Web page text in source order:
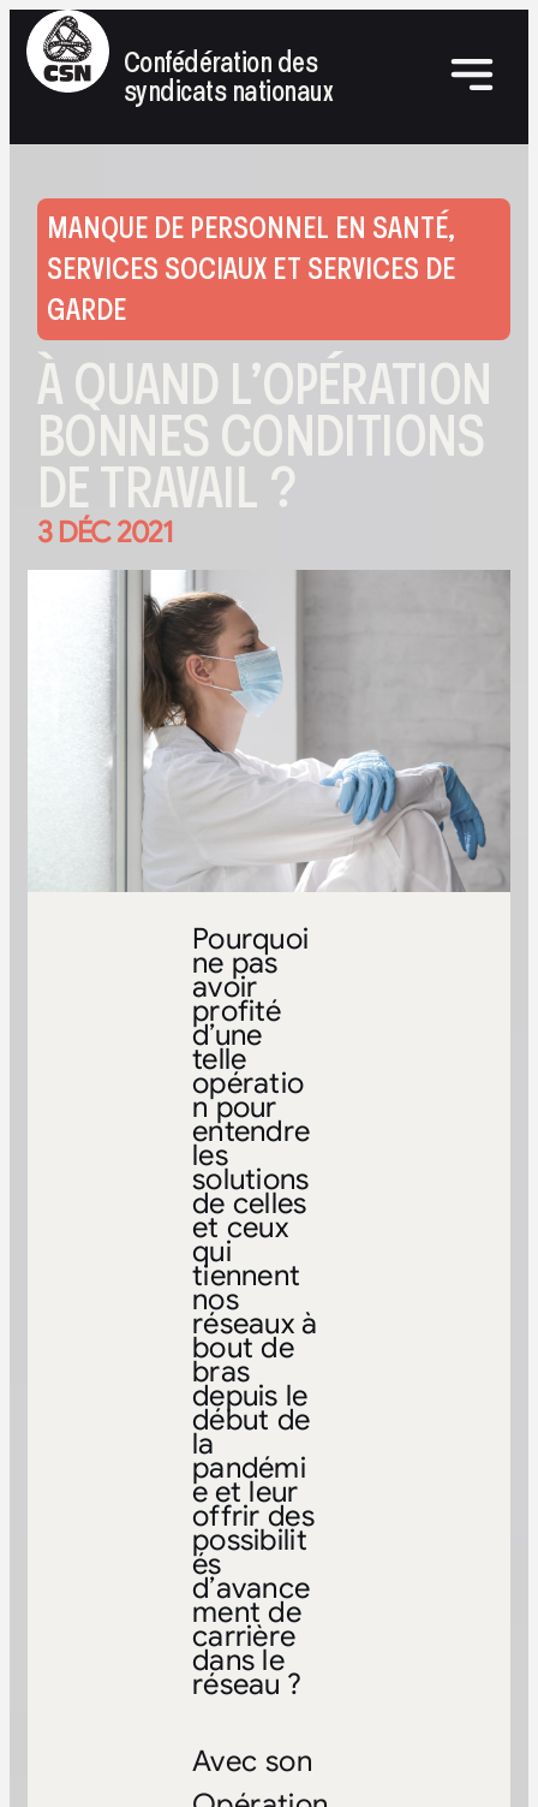
Confédération des
syndicats nationaux
MANQUE DE PERSONNEL EN SANTÉ,
SERVICES SOCIAUX ET SERVICES DE
GARDE
À QUAND L’OPÉRATION
BONNES CONDITIONS
DE TRAVAIL ?
3 DÉC 2021
Pourquoi
ne pas
avoir
profité
d’une
telle
opératio
n pour
entendre
les
solutions
de celles
et ceux
qui
tiennent
nos
réseaux à
bout de
bras
depuis le
début de
la
pandémi
e et leur
offrir des
possibilit
és
d’avance
ment de
carrière
dans le
réseau ?
Avec son